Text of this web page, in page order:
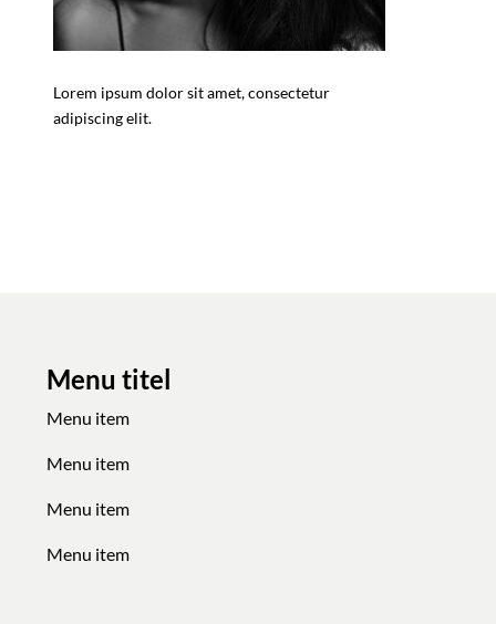
Lorem ipsum dolor sit amet, consectetur
adipiscing elit.
Menu titel
Menu item
Menu item
Menu item
Menu item